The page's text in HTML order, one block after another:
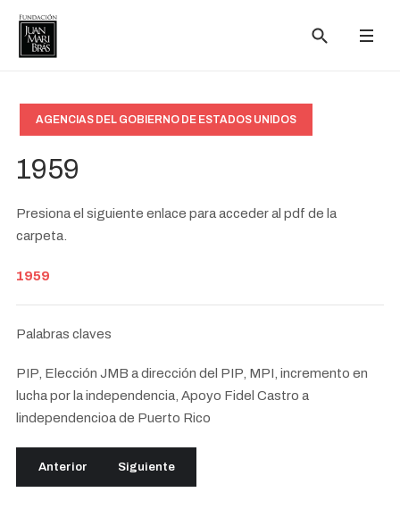
AGENCIAS DEL GOBIERNO DE ESTADOS UNIDOS
1959
Presiona el siguiente enlace para acceder al pdf de la
carpeta.
1959
Palabras claves
PIP, Elección JMB a dirección del PIP, MPI, incremento en
lucha por la independencia, Apoyo Fidel Castro a
lindependencioa de Puerto Rico
Artículo anterior: 1960
Anterior Artículo siguiente: 1958
Siguiente